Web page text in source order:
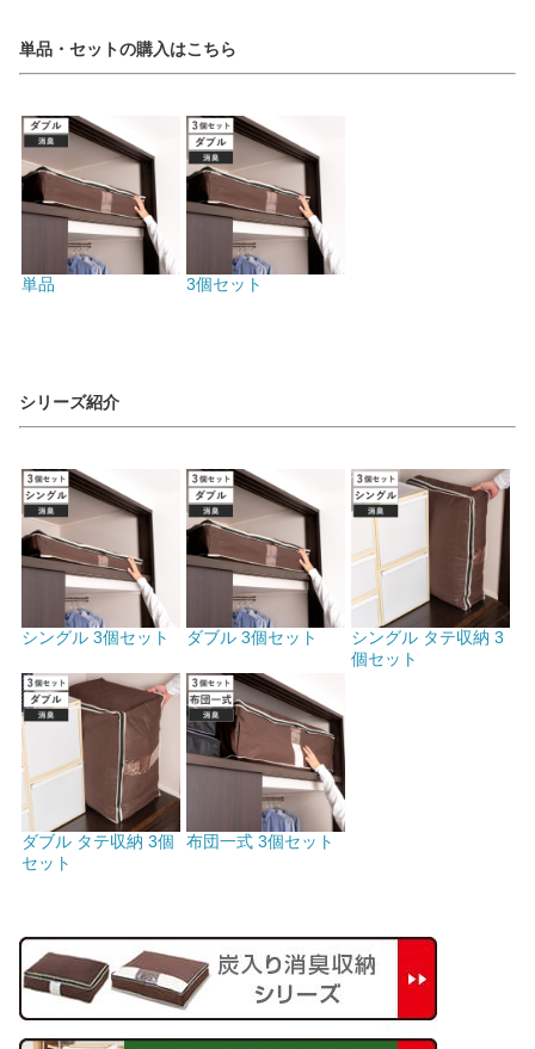
単品・セットの購入はこちら
単品 3個セット
シリーズ紹介
シングル 3個セット ダブル 3個セット
シングル タテ収納 3
個セット
ダブル タテ収納 3個
セット
布団一式 3個セット